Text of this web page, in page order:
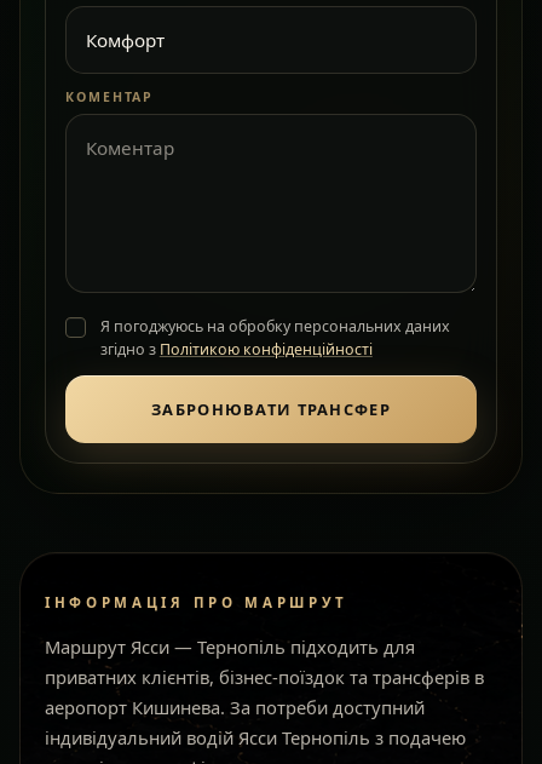
КОМЕНТАР
Я погоджуюсь на обробку персональних даних
згідно з Політикою конфіденційності
ЗАБРОНЮВАТИ ТРАНСФЕР
ІНФОРМАЦІЯ ПРО МАРШРУТ
Маршрут Ясси — Тернопіль підходить для
приватних клієнтів, бізнес-поїздок та трансферів в
аеропорт Кишинева. За потреби доступний
індивідуальний водій Ясси Тернопіль з подачею